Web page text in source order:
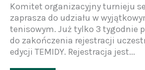
Komitet organizacyjny turnieju
zaprasza do udziału w
tenisowym. Już tylko 3 tygodnie
do zakończenia rejestracji
edycji TEMIDY. Rejestracja jest...